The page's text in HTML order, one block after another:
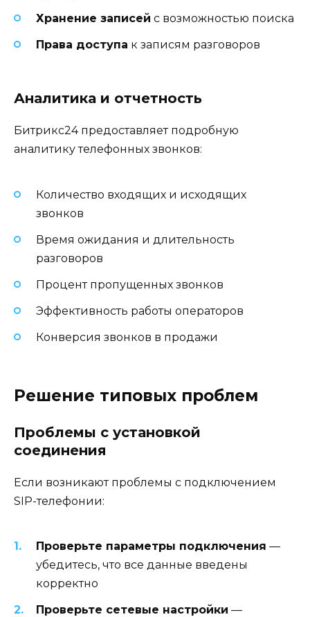
Хранение записей с возможностью поиска
Права доступа к записям разговоров
Аналитика и отчетность
Битрикс24 предоставляет подробную
аналитику телефонных звонков:
Количество входящих и исходящих
звонков
Время ожидания и длительность
разговоров
Процент пропущенных звонков
Эффективность работы операторов
Конверсия звонков в продажи
Решение типовых проблем
Проблемы с установкой
соединения
Если возникают проблемы с подключением
SIP-телефонии:
Проверьте параметры подключения —
убедитесь, что все данные введены
корректно
Проверьте сетевые настройки —